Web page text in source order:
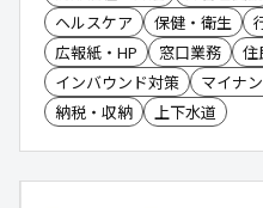
能。導入により、コールセン
完全自動化を実現します。
ヘルスケア
保健・衛生
広報紙・HP
窓口業務
住
インバウンド対策
マイナ
納税・収納
上下水道